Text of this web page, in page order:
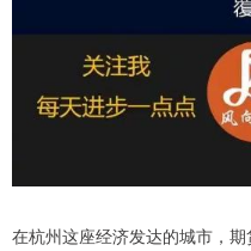
在杭州这座经济发达的城市，